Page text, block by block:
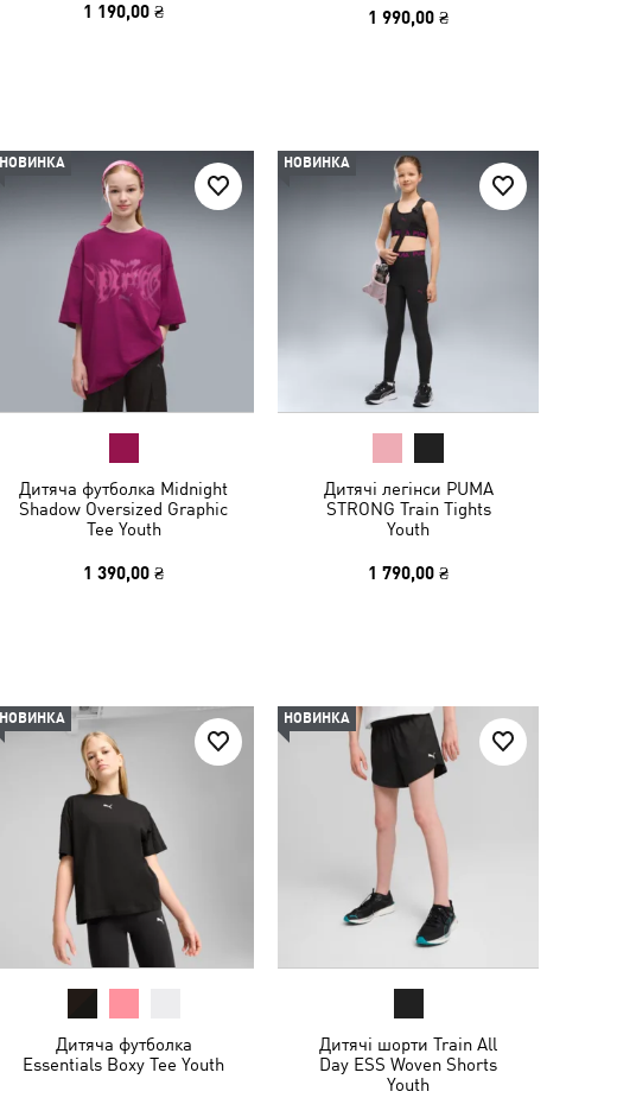
1 190,00 ₴ 1 990,00 ₴
НОВИНКА
Дитяча футболка Midnight
Shadow Oversized Graphic
Tee Youth
1 390,00 ₴
НОВИНКА
Дитячі легінси PUMA
STRONG Train Tights
Youth
1 790,00 ₴
НОВИНКА
Дитяча футболка
Essentials Boxy Tee Youth
НОВИНКА
Дитячі шорти Train All
Day ESS Woven Shorts
Youth